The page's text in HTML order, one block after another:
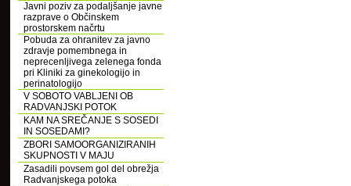
Javni poziv za podaljšanje javne
razprave o Občinskem
prostorskem načrtu
Pobuda za ohranitev za javno
zdravje pomembnega in
neprecenljivega zelenega fonda
pri Kliniki za ginekologijo in
perinatologijo
V SOBOTO VABLJENI OB
RADVANJSKI POTOK
KAM NA SREČANJE S SOSEDI
IN SOSEDAMI?
ZBORI SAMOORGANIZIRANIH
SKUPNOSTI V MAJU
Zasadili povsem gol del obrežja
Radvanjskega potoka